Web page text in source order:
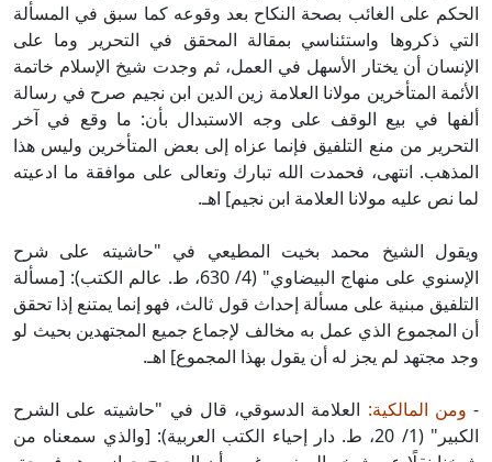
الحكم على الغائب بصحة النكاح بعد وقوعه كما سبق في المسألة
التي ذكروها واستئناسي بمقالة المحقق في التحرير وما على
الإنسان أن يختار الأسهل في العمل، ثم وجدت شيخ الإسلام خاتمة
الأئمة المتأخرين مولانا العلامة زين الدين ابن نجيم صرح في رسالة
ألفها في بيع الوقف على وجه الاستبدال بأن: ما وقع في آخر
التحرير من منع التلفيق فإنما عزاه إلى بعض المتأخرين وليس هذا
المذهب. انتهى، فحمدت الله تبارك وتعالى على موافقة ما ادعيته
لما نص عليه مولانا العلامة ابن نجيم] اهـ.
ويقول الشيخ محمد بخيت المطيعي في "حاشيته على شرح
الإسنوي على منهاج البيضاوي" (4/ 630، ط. عالم الكتب): [مسألة
التلفيق مبنية على مسألة إحداث قول ثالث، فهو إنما يمتنع إذا تحقق
أن المجموع الذي عمل به مخالف لإجماع جميع المجتهدين بحيث لو
وجد مجتهد لم يجز له أن يقول بهذا المجموع] اهـ.
- ومن المالكية: العلامة الدسوقي، قال في "حاشيته على الشرح
الكبير" (1/ 20، ط. دار إحياء الكتب العربية): [والذي سمعناه من